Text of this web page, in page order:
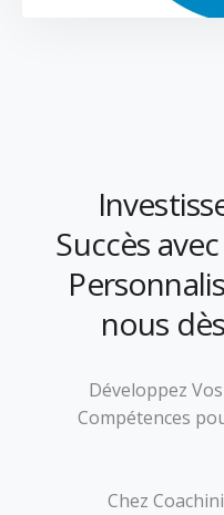
Succès
nous
Développez
Compétences
Chez